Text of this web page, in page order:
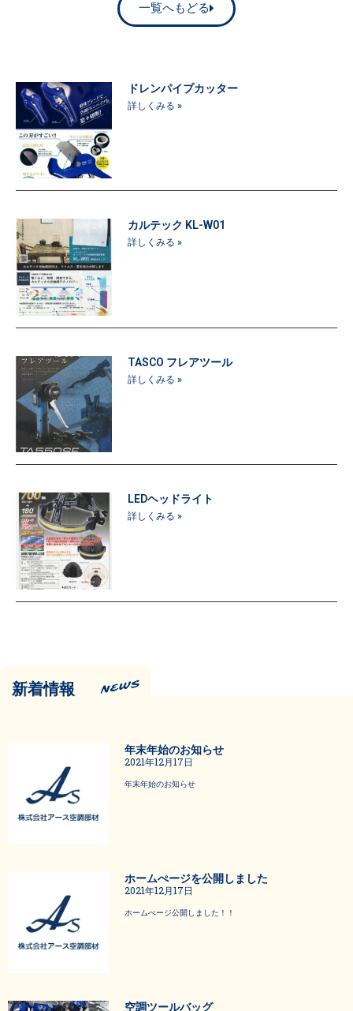
一覧へもどる
ドレンパイプカッター
詳しくみる »
カルテック KL-W01
詳しくみる »
TASCO フレアツール
詳しくみる »
LEDヘッドライト
詳しくみる »
新着情報
年末年始のお知らせ
2021年12月17日
年末年始のお知らせ
ホームぺージを公開しました
2021年12月17日
ホームぺージ公開しました！！
空調ツールバッグ